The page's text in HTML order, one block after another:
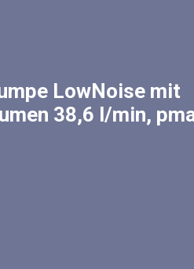
LowNoise mit
38,6 l/min,